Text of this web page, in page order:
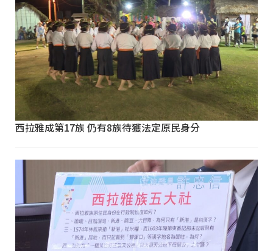
西拉雅成第17族 仍有8族待獲法定原民身分